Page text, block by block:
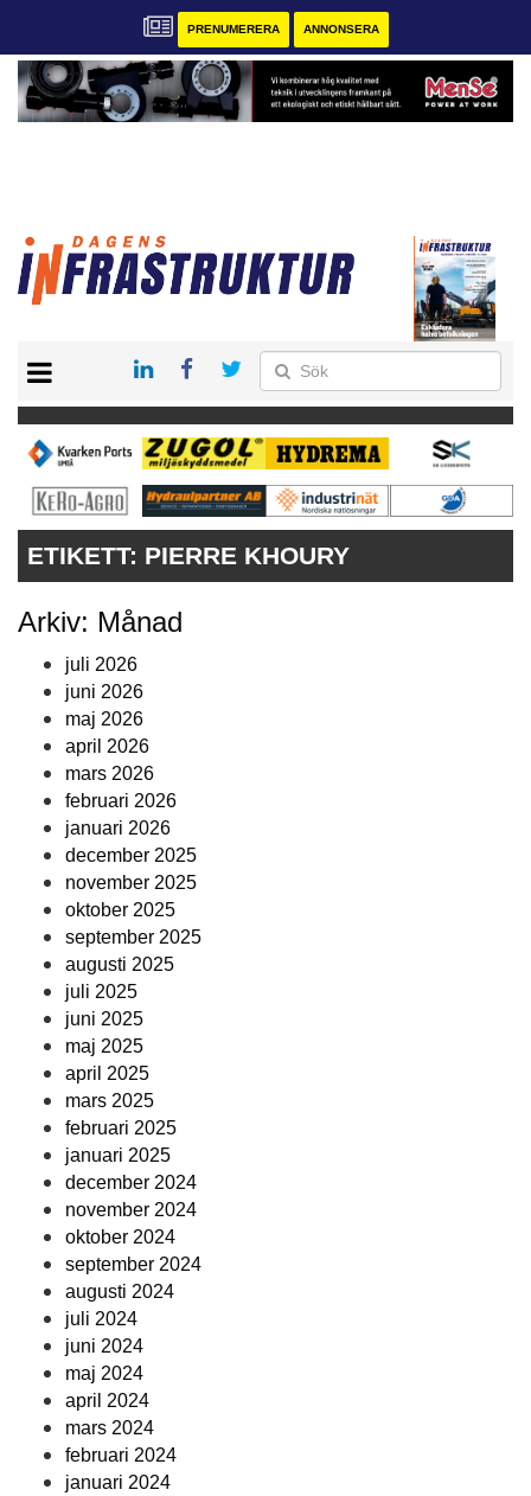
PRENUMERERA ANNONSERA
KONTAKT
VÅRA ANDRA MAGASIN
PRENUMERERA
ANNONSERA
ETIKETT: PIERRE KHOURY
Arkiv: Månad
juli 2026
juni 2026
maj 2026
april 2026
mars 2026
februari 2026
januari 2026
december 2025
november 2025
oktober 2025
september 2025
augusti 2025
juli 2025
juni 2025
maj 2025
april 2025
mars 2025
februari 2025
januari 2025
december 2024
november 2024
oktober 2024
september 2024
augusti 2024
juli 2024
juni 2024
maj 2024
april 2024
mars 2024
februari 2024
januari 2024